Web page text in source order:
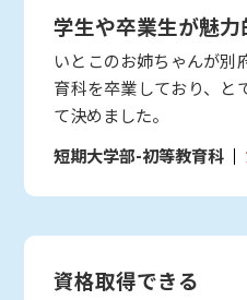
学生や卒業生が魅力
いとこのお姉ちゃんが別
育科を卒業しており、と
て決めました。
短期大学部-初等教育科
資格取得できる